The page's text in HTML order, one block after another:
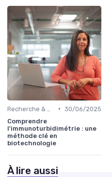
• 30/06/2025
Comprendre
l'immunoturbidimétrie : une
méthode clé en
biotechnologie
À lire aussi